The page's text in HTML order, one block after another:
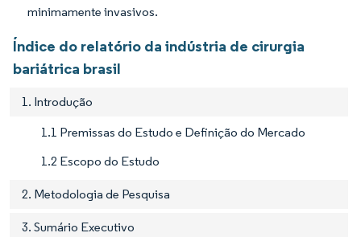
minimamente invasivos.
Índice do relatório da indústria de cirurgia
bariátrica brasil
1. Introdução
1.1 Premissas do Estudo e Definição do Mercado
1.2 Escopo do Estudo
2. Metodologia de Pesquisa
3. Sumário Executivo